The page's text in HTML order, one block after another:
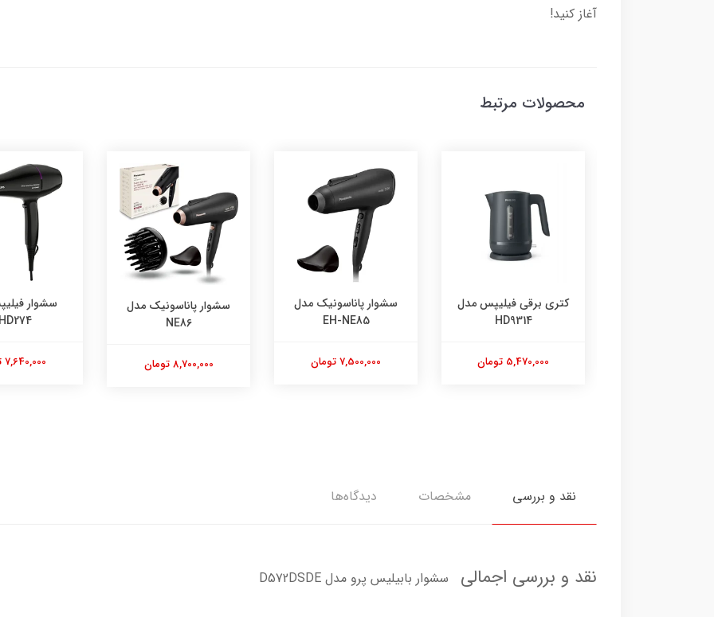
آغاز کنید!
محصولات مرتبط
سشوار پاناسونیک مدل
EH-NE85
7,500,000 تومان
سشوار پاناسونیک مدل
NE86
8,700,000 تومان
سشوار فیلیپس مدل
BHD274
7,640,000 تومان
ساندویچ ساز
مدل TS4130
10,400,000 تومان
نقد و بررسی مشخصات دیدگاه‌ها
نقد و بررسی اجمالی سشوار بابیلیس پرو مدل D572DSDE